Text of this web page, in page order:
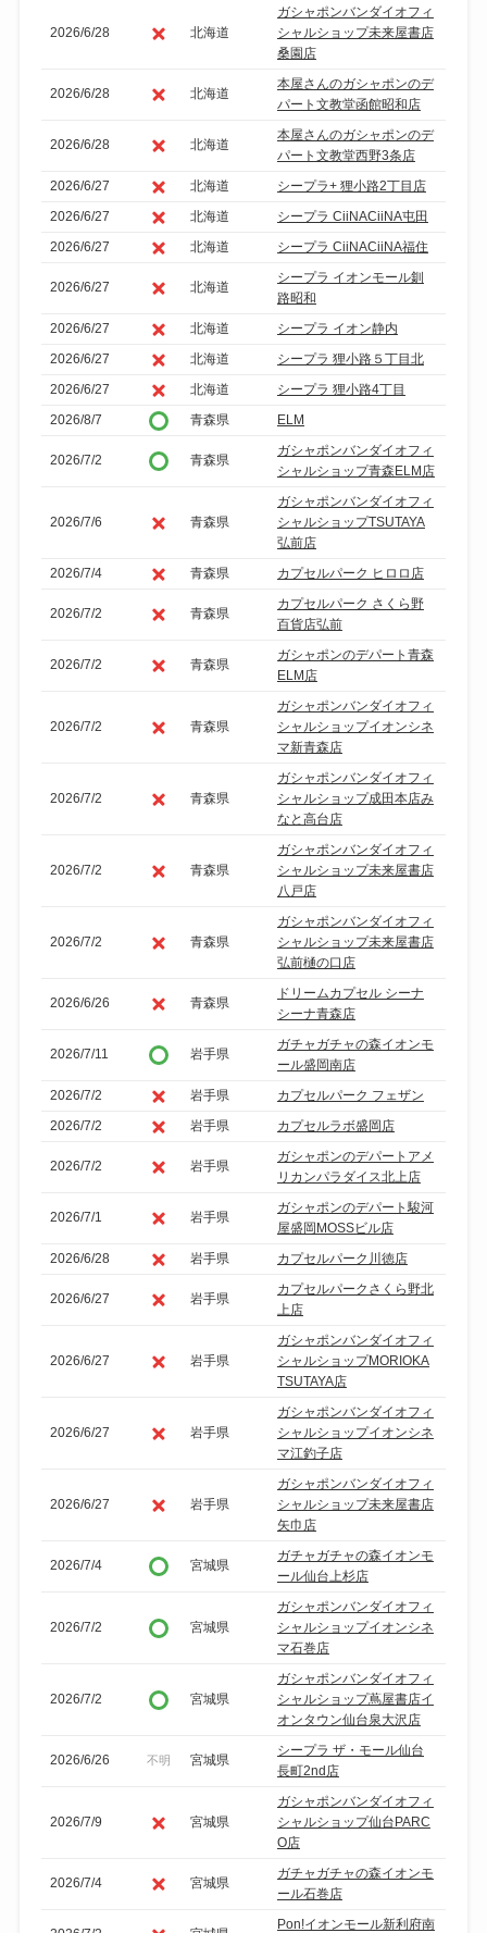
2026/6/28 北海道
ガシャポンバンダイオフィ
シャルショップ未来屋書店
桑園店
2026/6/28 北海道
本屋さんのガシャポンのデ
パート文教堂函館昭和店
2026/6/28 北海道
本屋さんのガシャポンのデ
パート文教堂西野3条店
2026/6/27
北海道
シープラ+ 狸小路2丁目店
2026/6/27
北海道
シープラ CiiNACiiNA屯田
2026/6/27
北海道 シープラ CiiNACiiNA福住
2026/6/27 北海道
シープラ イオンモール釧
路昭和
2026/6/27
北海道
シープラ イオン静内
2026/6/27
北海道
シープラ 狸小路５丁目北
2026/6/27
北海道
シープラ 狸小路4丁目
2026/8/7
青森県 ELM
2026/7/2 青森県
ガシャポンバンダイオフィ
シャルショップ青森ELM店
2026/7/6 青森県
ガシャポンバンダイオフィ
シャルショップTSUTAYA
弘前店
2026/7/4
青森県 カプセルパーク ヒロロ店
2026/7/2 青森県
カプセルパーク さくら野
百貨店弘前
2026/7/2 青森県
ガシャポンのデパート青森
ELM店
2026/7/2 青森県
ガシャポンバンダイオフィ
シャルショップイオンシネ
マ新青森店
2026/7/2 青森県
ガシャポンバンダイオフィ
シャルショップ成田本店み
なと高台店
2026/7/2 青森県
ガシャポンバンダイオフィ
シャルショップ未来屋書店
八戸店
2026/7/2 青森県
ガシャポンバンダイオフィ
シャルショップ未来屋書店
弘前樋の口店
2026/6/26 青森県
ドリームカプセル シーナ
シーナ青森店
2026/7/11 岩手県
ガチャガチャの森イオンモ
ール盛岡南店
2026/7/2
岩手県
カプセルパーク フェザン
2026/7/2
岩手県 カプセルラボ盛岡店
2026/7/2 岩手県
ガシャポンのデパートアメ
リカンパラダイス北上店
2026/7/1 岩手県
ガシャポンのデパート駿河
屋盛岡MOSSビル店
2026/6/28
岩手県 カプセルパーク川徳店
2026/6/27 岩手県
カプセルパークさくら野北
上店
2026/6/27 岩手県
ガシャポンバンダイオフィ
シャルショップMORIOKA
TSUTAYA店
2026/6/27 岩手県
ガシャポンバンダイオフィ
シャルショップイオンシネ
マ江釣子店
2026/6/27 岩手県
ガシャポンバンダイオフィ
シャルショップ未来屋書店
矢巾店
2026/7/4 宮城県
ガチャガチャの森イオンモ
ール仙台上杉店
2026/7/2 宮城県
ガシャポンバンダイオフィ
シャルショップイオンシネ
マ石巻店
2026/7/2 宮城県
ガシャポンバンダイオフィ
シャルショップ蔦屋書店イ
オンタウン仙台泉大沢店
2026/6/26 不明 宮城県
シープラ ザ・モール仙台
長町2nd店
2026/7/9 宮城県
ガシャポンバンダイオフィ
シャルショップ仙台PARC
O店
2026/7/4 宮城県
ガチャガチャの森イオンモ
ール石巻店
Pon!イオンモール新利府南